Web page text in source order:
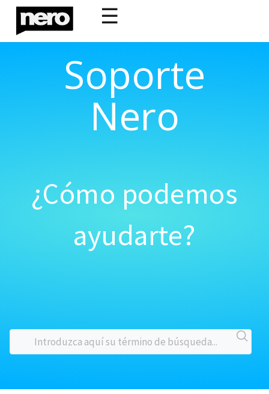
☰
Soporte
Nero
¿Cómo podemos
ayudarte?